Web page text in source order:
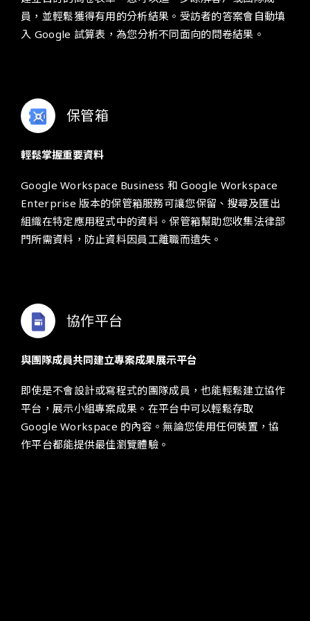
員，並輕鬆獲得有用的分析結果。受訪者的答案會自動填
入 Google 試算表，為您分析不同面向的問卷結果。
保管箱
輕鬆掌握重要資料
Google Workspace Business 和 Google Workspace
Enterprise 版本的保管箱服務可讓您保留、搜尋及匯出
組織在特定應用程式中的資料。保管箱幫助您收集法律部
門所需資料，防止資料因員工離職而遺失。
協作平台
與團隊成員共同建立專案成果展示平台
即使是不會設計或寫程式的團隊成員，也能輕鬆建立協作
平台，展示小組專案成果。在平台中可以輕鬆存取
Google Workspace 的內容。無論您使用任何裝置，協
作平台都能提供最佳瀏覽體驗。